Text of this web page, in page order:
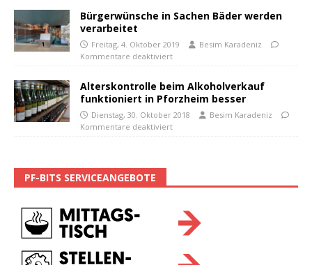
Bürgerwünsche in Sachen Bäder werden
verarbeitet
Freitag, 4. Oktober 2019
Besim Karadeniz
Kommentare deaktiviert
Alterskontrolle beim Alkoholverkauf
funktioniert in Pforzheim besser
Dienstag, 30. Oktober 2018
Besim Karadeniz
Kommentare deaktiviert
PF-BITS SERVICEANGEBOTE